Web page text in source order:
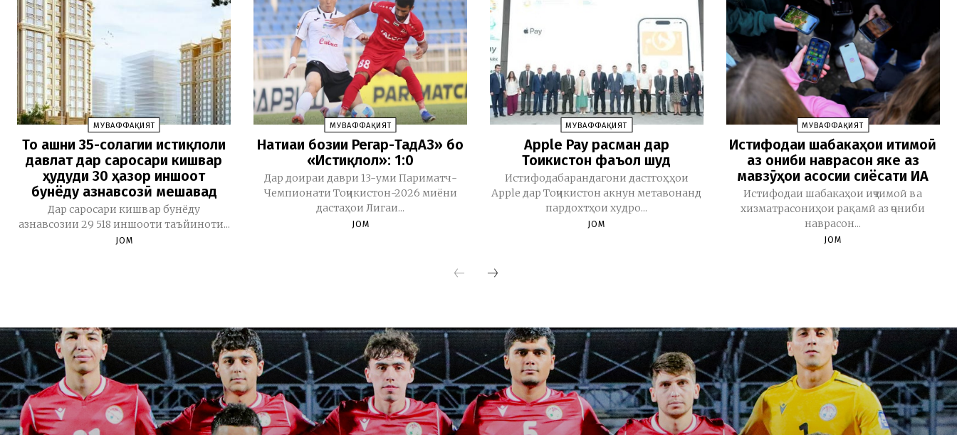
МУВАФФАҚИЯТ
То ҷашни 35-солагии истиқлоли
давлат дар саросари кишвар
ҳудуди 30 ҳазор иншоот
бунёду азнавсозӣ мешавад
Дар саросари кишвар бунёду
азнавсозии 29 518 иншооти таъйиноти...
JOM
МУВАФФАҚИЯТ
Натиҷаи бозии Регар-ТадАЗ» бо
«Истиқлол»: 1:0
Дар доираи даври 13-уми Париматч-
Чемпионати Тоҷикистон-2026 миёни
дастаҳои Лигаи...
JOM
МУВАФФАҚИЯТ
Apple Pay расман дар
Тоҷикистон фаъол шуд
Истифодабарандагони дастгоҳҳои
Apple дар Тоҷикистон акнун метавонанд
пардохтҳои худро...
JOM
МУВАФФАҚИЯТ
Истифодаи шабакаҳои иҷтимоӣ
аз ҷониби наврасон яке аз
мавзӯҳои асосии сиёсати ИА
Истифодаи шабакаҳои иҷтимоӣ ва
хизматрасониҳои рақамӣ аз ҷониби
наврасон...
JOM